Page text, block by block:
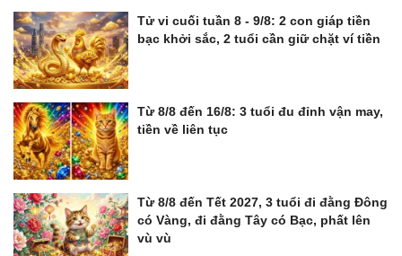
Tử vi cuối tuần 8 - 9/8: 2 con giáp tiền
bạc khởi sắc, 2 tuổi cần giữ chặt ví tiền
Từ 8/8 đến 16/8: 3 tuổi đu đỉnh vận may,
tiền về liên tục
Từ 8/8 đến Tết 2027, 3 tuổi đi đằng Đông
có Vàng, đi đằng Tây có Bạc, phất lên
vù vù